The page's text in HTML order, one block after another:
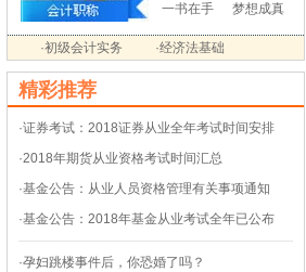
一书在手
梦想成真
·初级会计实务 ·经济法基础
精彩推荐
·证券考试：2018证券从业全年考试时间安排
·2018年期货从业资格考试时间汇总
·基金公告：从业人员资格管理有关事项通知
·基金公告：2018年基金从业考试全年已公布
·孕妇跳楼事件后，你恐婚了吗？